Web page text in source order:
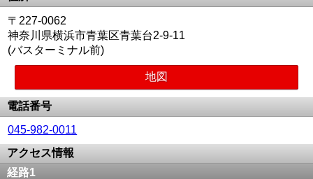
〒227-0062
神奈川県横浜市青葉区青葉台2-9-11
(バスターミナル前)
地図
電話番号
045-982-0011
アクセス情報
経路1